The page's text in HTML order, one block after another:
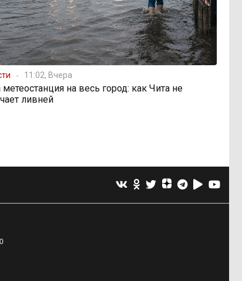
11:02, Вчера
на весь город: как Чита не
ливней